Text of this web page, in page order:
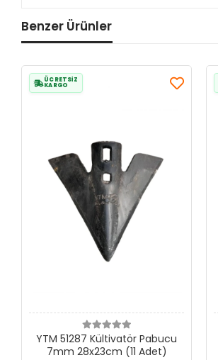
Benzer Ürünler
ÜCRETSİZ
KARGO
YTM 51287 Kültivatör Pabucu
7mm 28x23cm (11 Adet)